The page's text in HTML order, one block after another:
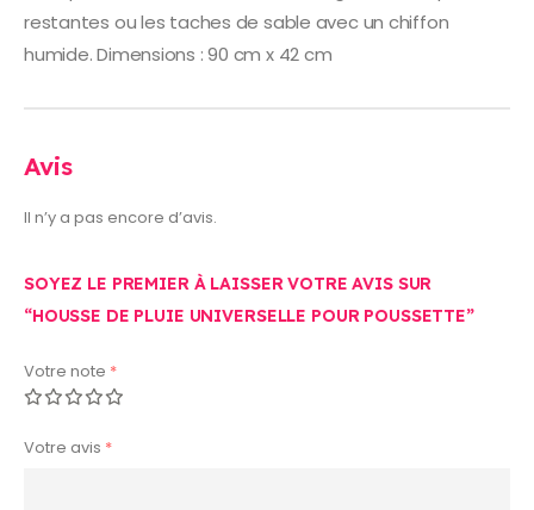
restantes ou les taches de sable avec un chiffon
humide. Dimensions : 90 cm x 42 cm
Avis
Il n’y a pas encore d’avis.
SOYEZ LE PREMIER À LAISSER VOTRE AVIS SUR
“HOUSSE DE PLUIE UNIVERSELLE POUR POUSSETTE”
Votre note *
Votre avis *